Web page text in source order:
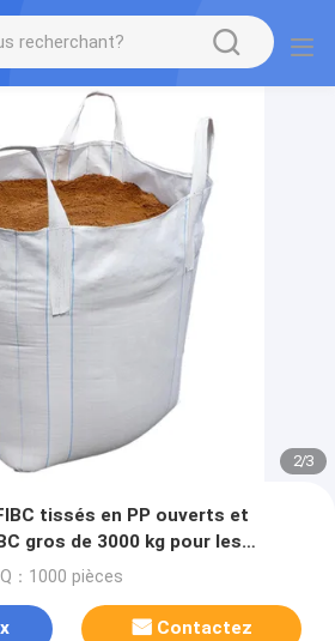
2/3
tissés en PP ouverts et
gros de 3000 kg pour les
：1000 pièces
Contactez